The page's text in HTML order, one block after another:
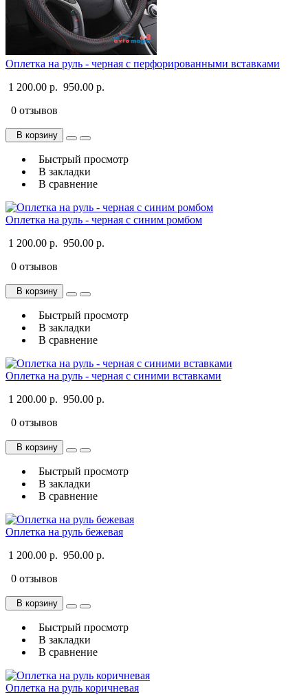
Оплетка на руль - черная с перфорированными вставками
1 200.00 р. 950.00 р.
0 отзывов
В корзину
Быстрый просмотр
В закладки
В сравнение
Оплетка на руль - черная с синим ромбом
1 200.00 р. 950.00 р.
0 отзывов
В корзину
Быстрый просмотр
В закладки
В сравнение
Оплетка на руль - черная с синими вставками
1 200.00 р. 950.00 р.
0 отзывов
В корзину
Быстрый просмотр
В закладки
В сравнение
Оплетка на руль бежевая
1 200.00 р. 950.00 р.
0 отзывов
В корзину
Быстрый просмотр
В закладки
В сравнение
Оплетка на руль коричневая